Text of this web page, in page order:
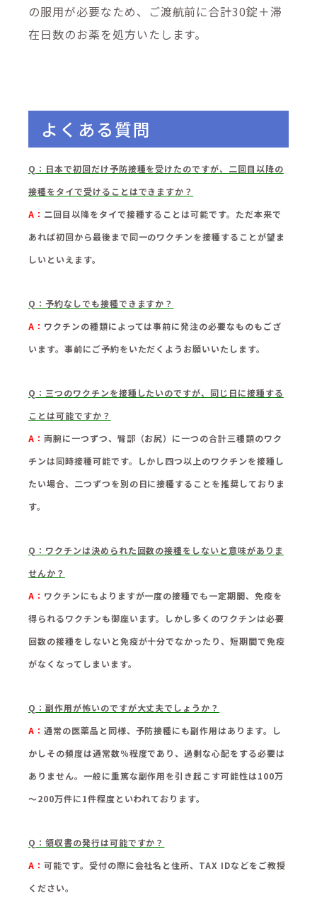
の服用が必要なため、ご渡航前に合計30錠＋滞
在日数のお薬を処方いたします。
よくある質問
Q： 日本で初回だけ予防接種を受けたのですが、二回目以降の
接種をタイで受けることはできますか？
A： 二回目以降をタイで接種することは可能です。ただ本来で
あれば初回から最後まで同一のワクチンを接種することが望ま
しいといえます。
Q： 予約なしでも接種できますか？
A： ワクチンの種類によっては事前に発注の必要なものもござ
います。事前にご予約をいただくようお願いいたします。
Q： 三つのワクチンを接種したいのですが、同じ日に接種する
ことは可能ですか？
A： 両腕に一つずつ、臀部（お尻）に一つの合計三種類のワク
チンは同時接種可能です。しかし四つ以上のワクチンを接種し
たい場合、二つずつを別の日に接種することを推奨しておりま
す。
Q： ワクチンは決められた回数の接種をしないと意味がありま
せんか？
A： ワクチンにもよりますが一度の接種でも一定期間、免疫を
得られるワクチンも御座います。しかし多くのワクチンは必要
回数の接種をしないと免疫が十分でなかったり、短期間で免疫
がなくなってしまいます。
Q： 副作用が怖いのですが大丈夫でしょうか？
A： 通常の医薬品と同様、予防接種にも副作用はあります。し
かしその頻度は通常数％程度であり、過剰な心配をする必要は
ありません。一般に重篤な副作用を引き起こす可能性は100万
～200万件に1件程度といわれております。
Q： 領収書の発行は可能ですか？
A： 可能です。受付の際に会社名と住所、TAX IDなどをご教授
ください。